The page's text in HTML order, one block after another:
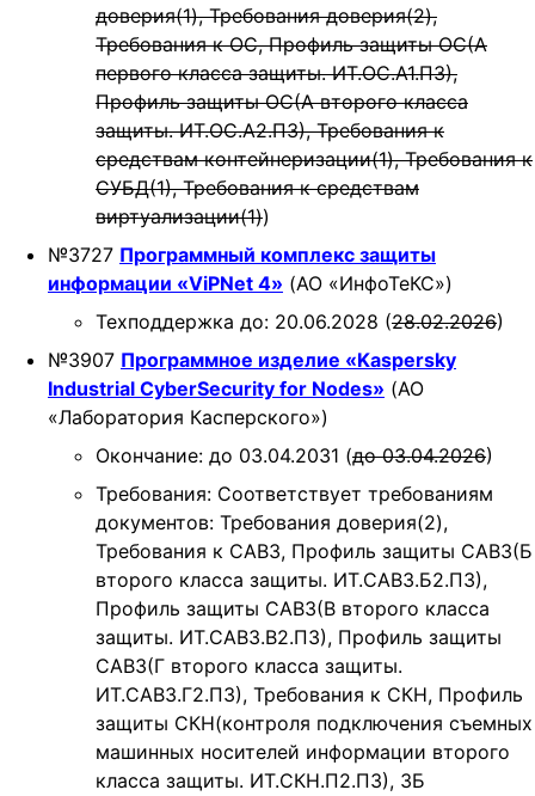
доверия(1), Требования доверия(2),
Требования к ОС, Профиль защиты ОС(А
первого класса защиты. ИТ.ОС.А1.ПЗ),
Профиль защиты ОС(А второго класса
защиты. ИТ.ОС.А2.ПЗ), Требования к
средствам контейнеризации(1), Требования к
СУБД(1), Требования к средствам
виртуализации(1))
№3727 Программный комплекс защиты
информации «ViPNet 4» (АО «ИнфоТеКС»)
Техподдержка до: 20.06.2028 (28.02.2026)
№3907 Программное изделие «Kaspersky
Industrial CyberSecurity for Nodes» (АО
«Лаборатория Касперского»)
Окончание: до 03.04.2031 (до 03.04.2026)
Требования: Соответствует требованиям
документов: Требования доверия(2),
Требования к САВЗ, Профиль защиты САВЗ(Б
второго класса защиты. ИТ.САВЗ.Б2.ПЗ),
Профиль защиты САВЗ(В второго класса
защиты. ИТ.САВЗ.В2.ПЗ), Профиль защиты
САВЗ(Г второго класса защиты.
ИТ.САВЗ.Г2.ПЗ), Требования к СКН, Профиль
защиты СКН(контроля подключения съемных
машинных носителей информации второго
класса защиты. ИТ.СКН.П2.ПЗ), ЗБ